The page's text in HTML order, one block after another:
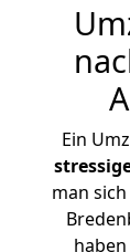
Ein
man